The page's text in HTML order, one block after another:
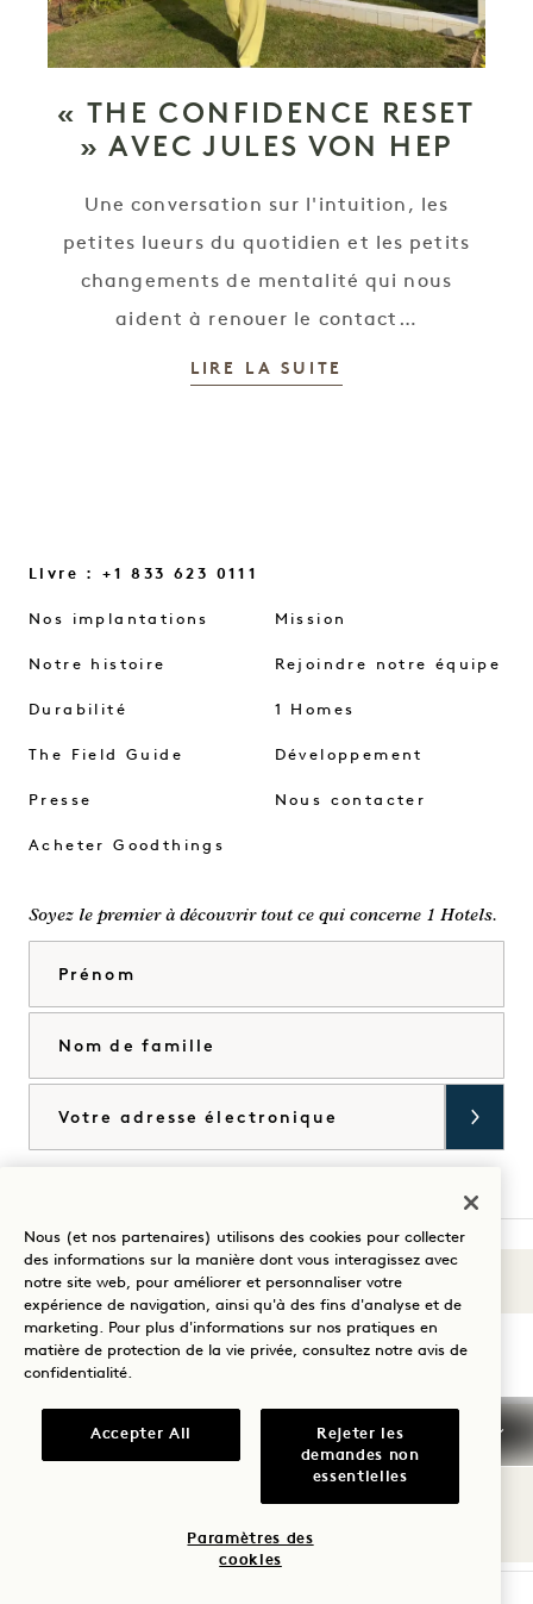
« THE CONFIDENCE RESET
» AVEC JULES VON HEP
Une conversation sur l'intuition, les
petites lueurs du quotidien et les petits
changements de mentalité qui nous
aident à renouer le contact…
LIRE LA SUITE
Sons du 1
Livre : +1 833 623 0111
Nos implantations
Notre histoire
Durabilité
The Field Guide
Presse
Acheter Goodthings
Mission
Rejoindre notre équipe
1 Homes
Développement
Nous contacter
Soyez le premier à découvrir tout ce qui concerne 1 Hotels.
Visitez
1
Hotels
Visitez
1
Hotels
Visitez
1
Hotels
Visitez
1
Hotels
Visitez
1
Hotels
Visitez
1
Hotels
Guidez votre séjour
Conditions générales d'utilisation
Accessibilité
Conditions générales de Mission
Cookie Settings
Nous (et nos partenaires) utilisons des cookies pour collecter
des informations sur la manière dont vous interagissez avec
notre site web, pour améliorer et personnaliser votre
expérience de navigation, ainsi qu'à des fins d'analyse et de
marketing. Pour plus d'informations sur nos pratiques en
matière de protection de la vie privée, consultez notre avis de
confidentialité.
Accepter All
Rejeter les
demandes non
essentielles
Paramètres des
cookies